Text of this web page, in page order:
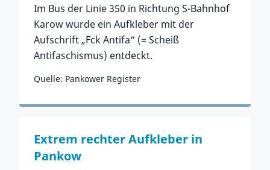
Im Bus der Linie 350 in Richtung S-Bahnhof
Karow wurde ein Aufkleber mit der
Aufschrift „Fck Antifa“ (= Scheiß
Antifaschismus) entdeckt.
Quelle: Pankower Register
Zum Vorfall
Extrem rechter Aufkleber in
Pankow